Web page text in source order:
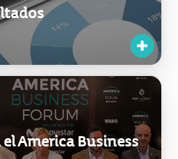
America Business